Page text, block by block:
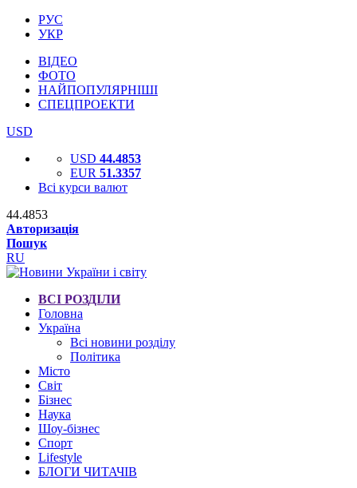
РУС
УКР
ВІДЕО
ФОТО
НАЙПОПУЛЯРНІШІ
СПЕЦПРОЕКТИ
USD
USD 44.4853
EUR 51.3357
Всі курси валют
44.4853
Авторизація
Пошук
RU
ВСІ РОЗДІЛИ
Головна
Україна
Всі новини розділу
Політика
Місто
Світ
Бізнес
Наука
Шоу-бізнес
Спорт
Lifestyle
БЛОГИ ЧИТАЧІВ